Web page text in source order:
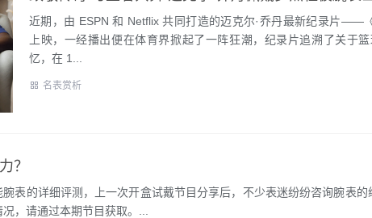
近期，由 ESPN 和 Netflix 共同打造的迈克尔·乔丹最新纪录片——
上映，一经播出便在体育界掀起了一阵狂潮，纪录片追溯了关于
忆，在 1...
名表赏析
？
表的详细评测，上一次开盒试戴节目分享后，不少表迷纷纷咨询腕表
，请通过本期节目获取。...